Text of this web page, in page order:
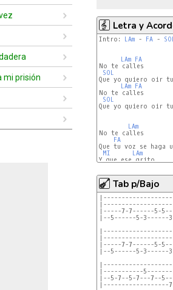
mi prisión
Letra y
Intro: LAm - FA -
LAm FA
No te calles
SOL
Que yo quiero oir
LAm FA
No te calles
SOL
Que yo quiero oir
LAm
No te calles
FA
Que tu voz se haga
MI
LAm
Y que ese grito
Tab p/Bajo
|-----7-7------5-
|--5------5-3------
|-----7-7------5-
|--5------5-3------
|-----------
|--5-7--5-7---7--
|------------------